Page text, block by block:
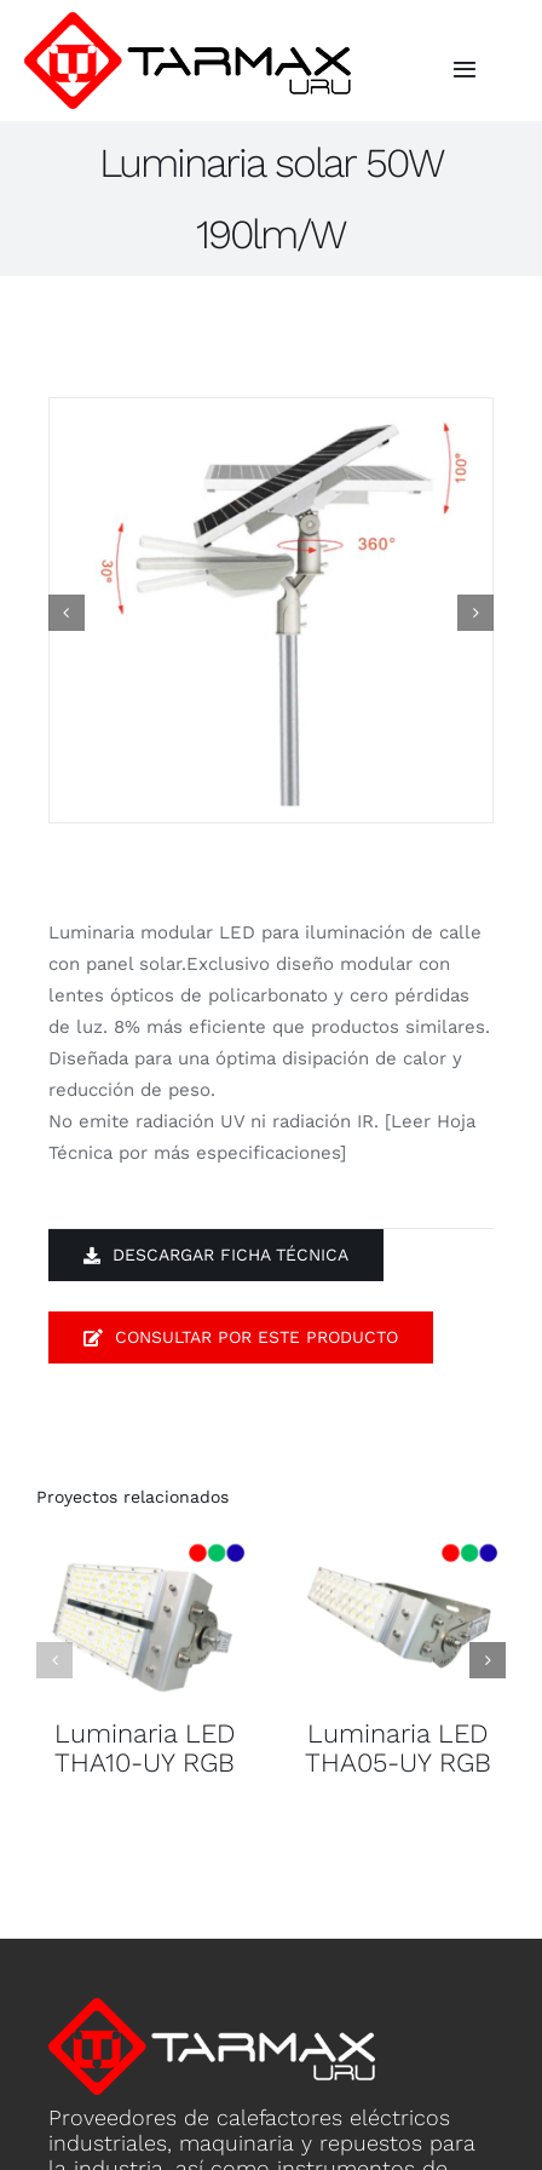
contenido
Toggle
Inicio
Empresa
Proyectos
Contacto
Luminaria solar 50W
190lm/W
Luminaria modular LED para iluminación de calle
con panel solar.Exclusivo diseño modular con
lentes ópticos de policarbonato y cero pérdidas
de luz. 8% más eficiente que productos similares.
Diseñada para una óptima disipación de calor y
reducción de peso.
No emite radiación UV ni radiación IR. [Leer Hoja
Técnica por más especificaciones]
DESCARGAR FICHA TÉCNICA
CONSULTAR POR ESTE PRODUCTO
Proyectos relacionados
Luminaria LED
THA10-UY RGB
Luminaria LED
THA05-UY RGB
Proveedores de calefactores eléctricos
industriales, maquinaria y repuestos para